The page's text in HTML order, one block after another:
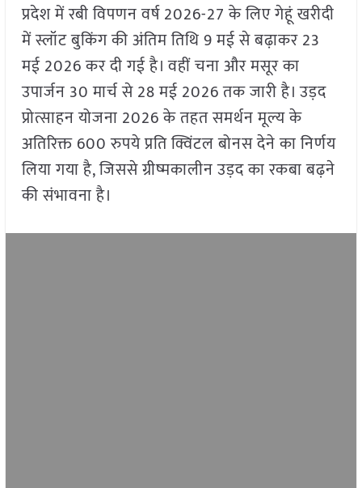
प्रदेश में रबी विपणन वर्ष 2026-27 के लिए गेहूं खरीदी
में स्लॉट बुकिंग की अंतिम तिथि 9 मई से बढ़ाकर 23
मई 2026 कर दी गई है। वहीं चना और मसूर का
उपार्जन 30 मार्च से 28 मई 2026 तक जारी है। उड़द
प्रोत्साहन योजना 2026 के तहत समर्थन मूल्य के
अतिरिक्त 600 रुपये प्रति क्विंटल बोनस देने का निर्णय
लिया गया है, जिससे ग्रीष्मकालीन उड़द का रकबा बढ़ने
की संभावना है।